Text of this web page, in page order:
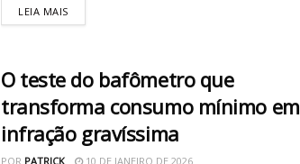
LEIA MAIS
O teste do bafômetro que
transforma consumo mínimo em
infração gravíssima
POR PATRICK 10 DE JANEIRO DE 2026